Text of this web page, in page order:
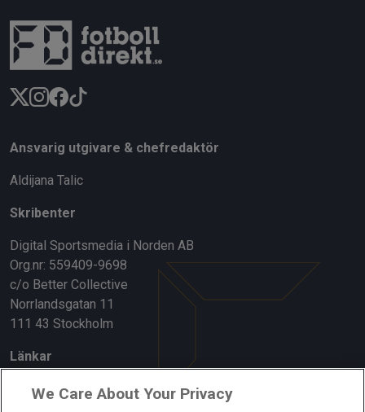
Ansvarig utgivare & chefredaktör
Aldijana Talic
Skribenter
Digital Sportsmedia i Norden AB
Org.nr: 559409-9698
c/o Better Collective
Norrlandsgatan 11
111 43 Stockholm
Länkar
Om oss
We Care About Your Privacy